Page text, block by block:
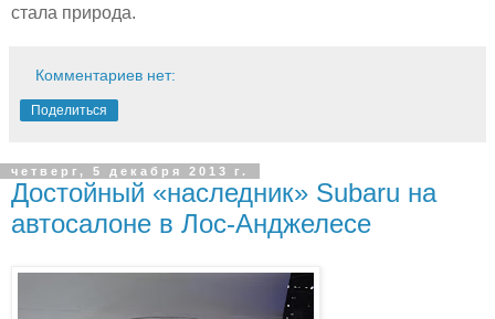
стала природа.
Комментариев нет:
Поделиться
четверг, 5 декабря 2013 г.
Достойный «наследник» Subaru на
автосалоне в Лос-Анджелесе